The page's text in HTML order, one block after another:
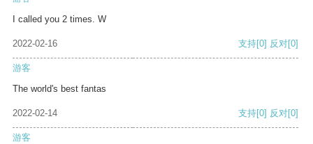
I called you 2 times. W
2022-02-16 支持[0] 反对[0]
游客
The world's best fantas
2022-02-14 支持[0] 反对[0]
游客